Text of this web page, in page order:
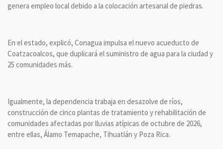
genera empleo local debido a la colocación artesanal de piedras.
En el estado, explicó, Conagua impulsa el nuevo acueducto de
Coatzacoalcos, que duplicará el suministro de agua para la ciudad y
25 comunidades más.
Igualmente, la dependencia trabaja en desazolve de ríos,
construcción de cinco plantas de tratamiento y rehabilitación de
comunidades afectadas por lluvias atípicas de octubre de 2026,
entre ellas, Álamo Temapache, Tihuatlán y Poza Rica.